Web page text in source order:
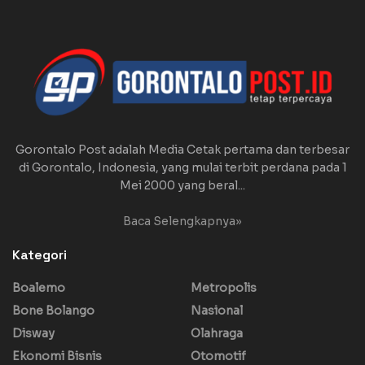
Gorontalo Post adalah Media Cetak pertama dan terbesar
di Gorontalo, Indonesia, yang mulai terbit perdana pada 1
Mei 2000 yang beral...
Baca Selengkapnya»
Kategori
Boalemo
Bone Bolango
Disway
Ekonomi Bisnis
Metropolis
Nasional
Olahraga
Otomotif